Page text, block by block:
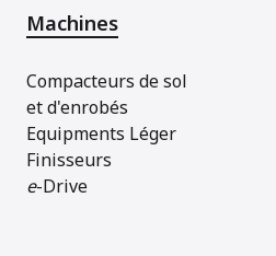
Machines
Compacteurs de sol
et d'enrobés
Equipments Léger
Finisseurs
e-Drive